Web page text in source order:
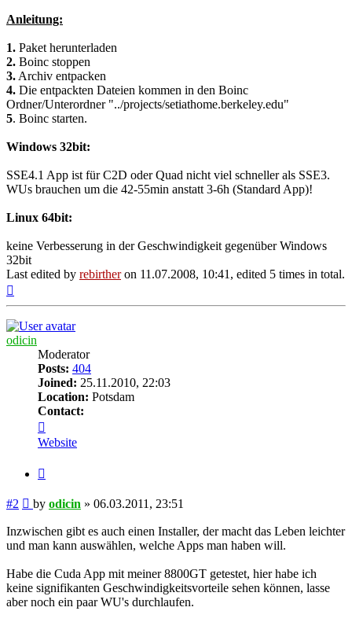
Anleitung:
1. Paket herunterladen
2. Boinc stoppen
3. Archiv entpacken
4. Die entpackten Dateien kommen in den Boinc
Ordner/Unterordner "../projects/setiathome.berkeley.edu"
5. Boinc starten.
Windows 32bit:
SSE4.1 App ist für C2D oder Quad nicht viel schneller als SSE3.
WUs brauchen um die 42-55min anstatt 3-6h (Standard App)!
Linux 64bit:
keine Verbesserung in der Geschwindigkeit gegenüber Windows
32bit
Last edited by rebirtheron 11.07.2008, 10:41, edited 5 times in total.
odicin
Moderator
Posts: 404
Joined: 25.11.2010, 22:03
Location: Potsdam
Contact:
odicin
Website
#2 Post
by odicin » 06.03.2011, 23:51
Inzwischen gibt es auch einen Installer, der macht das Leben leichter
und man kann auswählen, welche Apps man haben will.
Habe die Cuda App mit meiner 8800GT getestet, hier habe ich
keine signifikanten Geschwindigkeitsvorteile sehen können, lasse
aber noch ein paar WU's durchlaufen.